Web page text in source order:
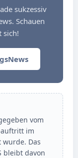
sukzessiv
Schauen
sich!
vom
im
Das
bleibt davon